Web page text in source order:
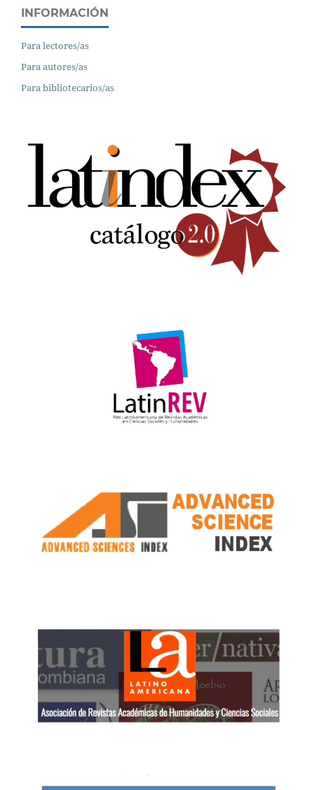
INFORMACIÓN
Para lectores/as
Para autores/as
Para bibliotecarios/as